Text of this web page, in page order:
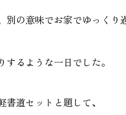
の意味でお家でゆっくり
るような一日でした。
道セットと題して、